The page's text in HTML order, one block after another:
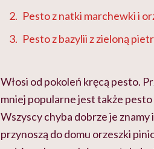
Pesto z natki marchewki i
Pesto z bazylii z zieloną
Włosi od pokoleń kręcą pesto.
mniej popularne jest także
Wszyscy chyba dobrze je
przynoszą do domu orzeszki